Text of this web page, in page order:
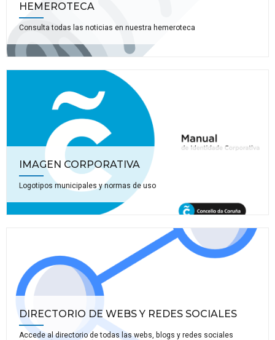
HEMEROTECA
Consulta todas las noticias en nuestra hemeroteca
IMAGEN CORPORATIVA
Logotipos municipales y normas de uso
DIRECTORIO DE WEBS Y REDES SOCIALES
Accede al directorio de todas las webs, blogs y redes sociales